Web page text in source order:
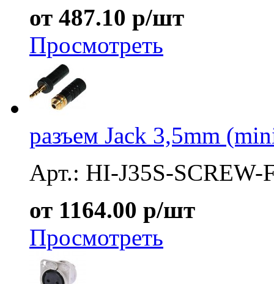
от 487.10 р/шт
Просмотреть
разъем Jack 3,5mm
Арт.: HI-J35S-SCREW-
от 1164.00 р/шт
Просмотреть